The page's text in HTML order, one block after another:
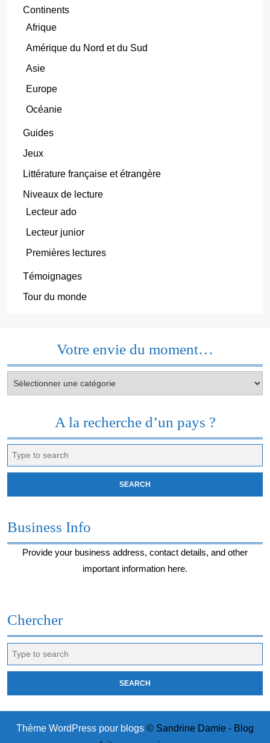
Continents
Afrique
Amérique du Nord et du Sud
Asie
Europe
Océanie
Guides
Jeux
Littérature française et étrangère
Niveaux de lecture
Lecteur ado
Lecteur junior
Premières lectures
Témoignages
Tour du monde
Votre envie du moment…
envie
A la recherche d’un pays ?
for:
Business Info
Provide your business address, contact details, and other
important information here.
Chercher
for:
Thème WordPress pour blogs © Sandrine Damie - Blog